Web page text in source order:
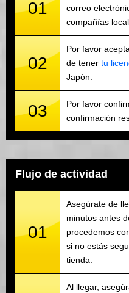
01
correo
compañías
02
Por favor
de tener tu
Japón.
03
Por favor
confirmación
Flujo de actividad
01
Asegúrate de
minutos antes
procedemos
si no estás
tienda.
Al llegar,